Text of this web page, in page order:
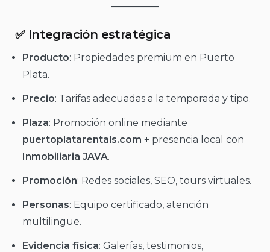
✅ Integración estratégica
Producto: Propiedades premium en Puerto
Plata.
Precio: Tarifas adecuadas a la temporada y tipo.
Plaza: Promoción online mediante
puertoplatarentals.com + presencia local con
Inmobiliaria JAVA.
Promoción: Redes sociales, SEO, tours virtuales.
Personas: Equipo certificado, atención
multilingüe.
Evidencia física: Galerías, testimonios,